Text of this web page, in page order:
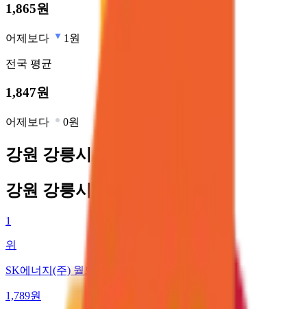
1,865원
어제보다 1원
전국 평균
1,847원
어제보다 0원
강원 강릉시 최저가 주유소
강원 강릉시 최저가 주유소
1
위
SK에너지(주) 월드컵주유소
1,789원